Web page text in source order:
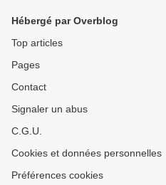
Hébergé par Overblog
Top articles
Pages
Contact
Signaler un abus
C.G.U.
Cookies et données personnelles
Préférences cookies